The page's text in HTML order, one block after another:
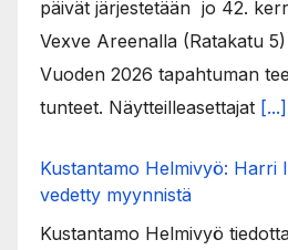
päivät järjestetään jo 42.
Vexve Areenalla (Ratakatu 5)
Vuoden 2026 tapahtuman
tunteet. Näytteilleasettajat [...]
Kustantamo Helmivyö: Harri
vedetty myynnistä
Kustantamo Helmivyö